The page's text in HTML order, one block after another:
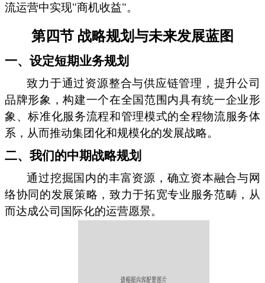
流运营中实现"商机收益"。
第四节 战略规划与未来发展蓝图
一、设定短期业务规划
致力于通过资源整合与供应链管理，提升公司
品牌形象，构建一个在全国范围内具有统一企业形
象、标准化服务流程和管理模式的全程物流服务体
系，从而推动集团化和规模化的发展战略。
二、我们的中期战略规划
通过挖掘国内的丰富资源，确立资本融合与网
络协同的发展策略，致力于拓宽专业服务范畴，从
而达成公司国际化的运营愿景。